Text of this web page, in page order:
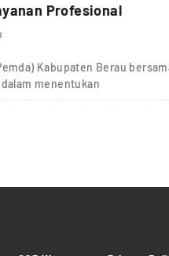
Profesional
Kabupaten Berau
menentukan